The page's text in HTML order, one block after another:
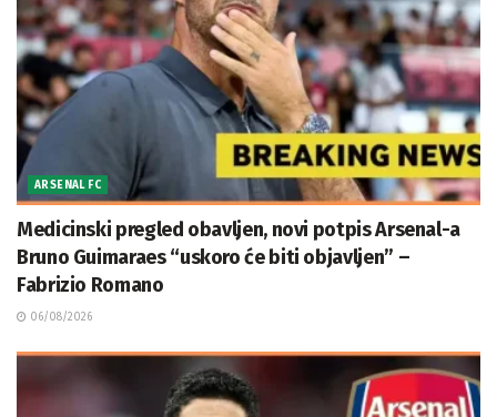
ARSENAL FC
Medicinski pregled obavljen, novi potpis Arsenal-a
Bruno Guimaraes “uskoro će biti objavljen” –
Fabrizio Romano
06/08/2026